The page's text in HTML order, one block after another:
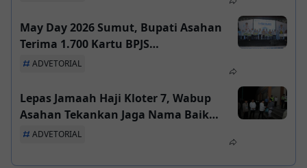
May Day 2026 Sumut, Bupati Asahan
Terima 1.700 Kartu BPJS
Ketenagakerjaan
ADVETORIAL
Lepas Jamaah Haji Kloter 7, Wabup
Asahan Tekankan Jaga Nama Baik
Daerah di Tanah Suci
ADVETORIAL